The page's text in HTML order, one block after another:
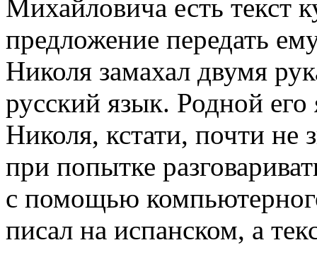
Михайловича есть текст
предложение передать
Николя замахал двумя
русский язык. Родной
Николя, кстати, почти не
при попытке
с помощью
писал на испанском, а